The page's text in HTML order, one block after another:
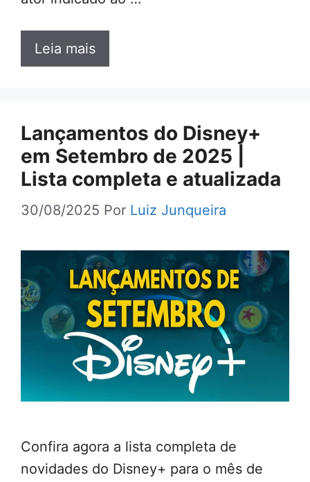
Leia mais
Lançamentos do Disney+
em Setembro de 2025 |
Lista completa e atualizada
30/08/2025 Por Luiz Junqueira
Confira agora a lista completa de
novidades do Disney+ para o mês de